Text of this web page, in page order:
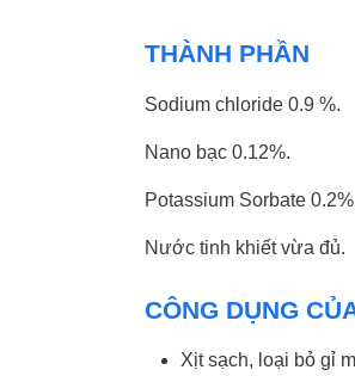
THÀNH PHẦN
Sodium chloride 0.9 %.
Nano bạc 0.12%.
Potassium Sorbate
Nước tinh khiết vừa đủ.
CÔNG DỤNG
Xịt sạch, loại bỏ gỉ